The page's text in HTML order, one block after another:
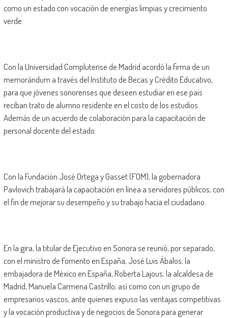
como un estado con vocación de energías limpias y crecimiento
verde.
Con la Universidad Complutense de Madrid acordó la firma de un
memorándum a través del Instituto de Becas y Crédito Educativo,
para que jóvenes sonorenses que deseen estudiar en ese país
reciban trato de alumno residente en el costo de los estudios.
Además de un acuerdo de colaboración para la capacitación de
personal docente del estado.
Con la Fundación José Ortega y Gasset (FOM), la gobernadora
Pavlovich trabajará la capacitación en línea a servidores públicos, con
el fin de mejorar su desempeño y su trabajo hacia el ciudadano.
En la gira, la titular de Ejecutivo en Sonora se reunió, por separado,
con el ministro de Fomento en España, José Luis Ábalos; la
embajadora de México en España, Roberta Lajous; la alcaldesa de
Madrid, Manuela Carmena Castrillo; así como con un grupo de
empresarios vascos, ante quienes expuso las ventajas competitivas
y la vocación productiva y de negocios de Sonora para generar